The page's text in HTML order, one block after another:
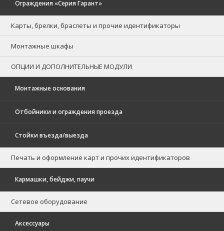
Ограждения «Серия Гарант»
Карты, брелки, браслеты и прочие идентификаторы
Монтажные шкафы
ОПЦИИ И ДОПОЛНИТЕЛЬНЫЕ МОДУЛИ
Монтажные основания
Отбойники и ограждения проезда
Стойки въезда/выезда
Печать и оформление карт и прочих идентификаторов
Кармашки, бейджи, паучи
Сетевое оборудование
Аксессуары